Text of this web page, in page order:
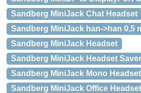
Sandberg MiniJack Chat Headset
Sandberg MiniJack han->han 0,5
Sandberg MiniJack Headset
Sandberg MiniJack Headset Saver
Sandberg MiniJack Mono
Sandberg MiniJack Office